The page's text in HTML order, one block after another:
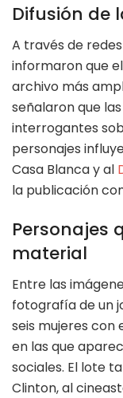
Difusión de
A través de
informaron que
archivo más
señalaron que
interrogantes
personajes
Casa Blanca y al
la publicación
Personajes
material
Entre las
fotografía de un
seis mujeres con
en las que
sociales. El lote
Clinton, al